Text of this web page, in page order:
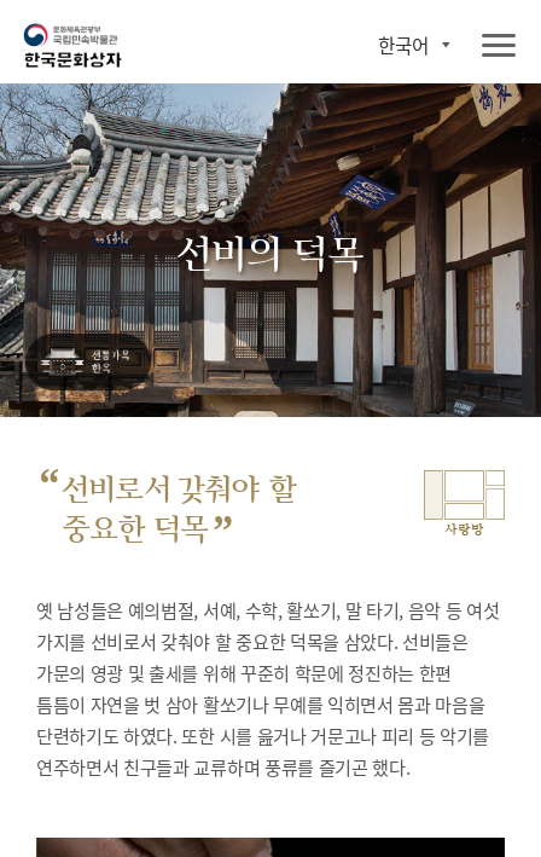
한국어
선비의 덕목
“선비로서 갖춰야 할
중요한 덕목” 사랑방
옛 남성들은 예의범절, 서예, 수학, 활쏘기, 말 타기, 음악 등 여섯
가지를 선비로서 갖춰야 할 중요한 덕목을 삼았다. 선비들은
가문의 영광 및 출세를 위해 꾸준히 학문에 정진하는 한편
틈틈이 자연을 벗 삼아 활쏘기나 무예를 익히면서 몸과 마음을
단련하기도 하였다. 또한 시를 읊거나 거문고나 피리 등 악기를
연주하면서 친구들과 교류하며 풍류를 즐기곤 했다.